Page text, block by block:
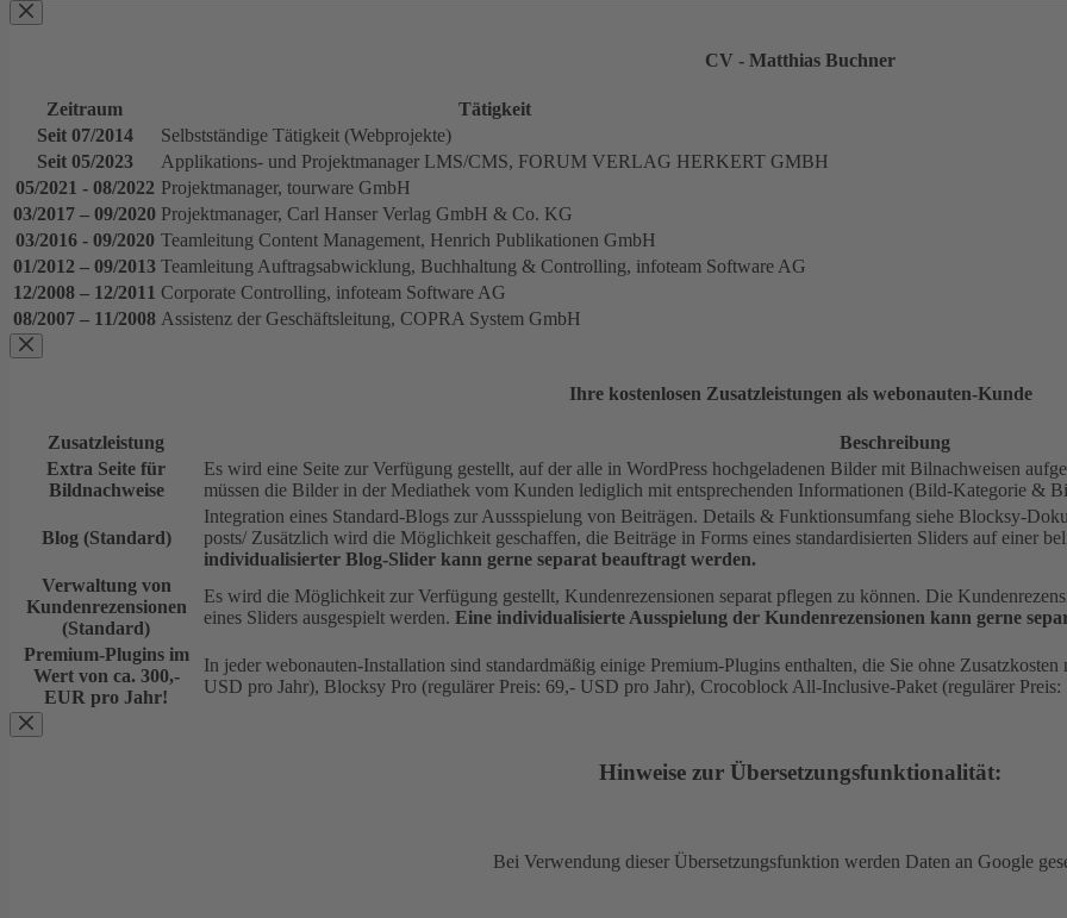
CV - Matthias Buchner
Zeitraum
Tätigkeit
Seit 07/2014
Selbstständige Tätigkeit (Webprojekte)
Seit 05/2023
Applikations- und Projektmanager LMS/CMS, FORUM VERLAG HERKERT GMBH
05/2021 - 08/2022 Projektmanager, tourware GmbH
03/2017 – 09/2020 Projektmanager, Carl Hanser Verlag GmbH & Co. KG
03/2016 - 09/2020 Teamleitung Content Management, Henrich Publikationen GmbH
01/2012 – 09/2013 Teamleitung Auftragsabwicklung, Buchhaltung & Controlling, infoteam Software AG
12/2008 – 12/2011 Corporate Controlling, infoteam Software AG
08/2007 – 11/2008 Assistenz der Geschäftsleitung, COPRA System GmbH
Ihre kostenlosen Zusatzleistungen als webonauten-Kunde
Zusatzleistung
Beschreibung
Extra Seite für
Bildnachweise
Es wird eine Seite zur Verfügung gestellt, auf der alle in WordPress hochgeladenen Bilder mit Bilnachweisen
müssen die Bilder in der Mediathek vom Kunden lediglich mit entsprechenden Informationen (Bild-Kategorie &
Blog (Standard)
Integration eines Standard-Blogs zur Aussspielung von Beiträgen. Details & Funktionsumfang siehe Blocksy-
posts/ Zusätzlich wird die Möglichkeit geschaffen, die Beiträge in Forms eines standardisierten Sliders auf einer
individualisierter Blog-Slider kann gerne separat beauftragt werden.
Verwaltung von
Kundenrezensionen
(Standard)
Es wird die Möglichkeit zur Verfügung gestellt, Kundenrezensionen separat pflegen zu können. Die
eines Sliders ausgespielt werden. Eine individualisierte Ausspielung der Kundenrezensionen kann gerne
Premium-Plugins im
Wert von ca. 300,-
EUR pro Jahr!
In jeder webonauten-Installation sind standardmäßig einige Premium-Plugins enthalten, die Sie ohne
USD pro Jahr), Blocksy Pro (regulärer Preis: 69,- USD pro Jahr), Crocoblock All-Inclusive-Paket (regulärer
Hinweise zur Übersetzungsfunktionalität:
Bei Verwendung dieser Übersetzungsfunktion werden Daten an Google